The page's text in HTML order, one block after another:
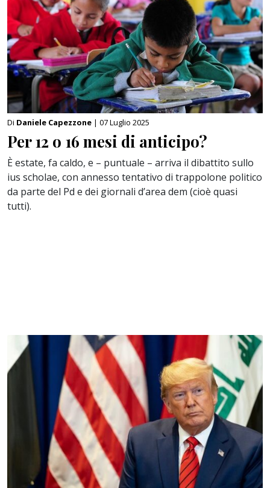
Di Daniele Capezzone | 07 Luglio 2025
Per 12 o 16 mesi di anticipo?
È estate, fa caldo, e – puntuale – arriva il dibattito sullo
ius scholae, con annesso tentativo di trappolone politico
da parte del Pd e dei giornali d’area dem (cioè quasi
tutti).